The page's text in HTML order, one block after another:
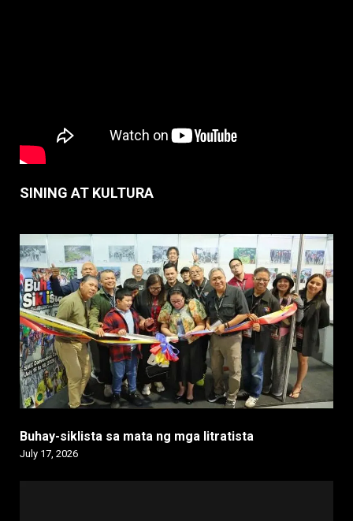
SINING AT KULTURA
Buhay-siklista sa mata ng mga litratista
July 17, 2026